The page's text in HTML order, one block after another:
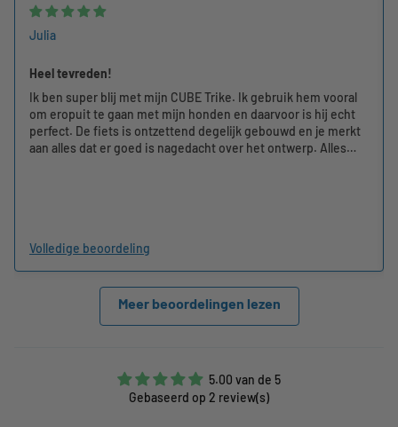
Julia
Heel tevreden!
Ik ben super blij met mijn CUBE Trike. Ik gebruik hem vooral
om eropuit te gaan met mijn honden en daarvoor is hij echt
perfect. De fiets is ontzettend degelijk gebouwd en je merkt
aan alles dat er goed is nagedacht over het ontwerp. Alles
Volledige beoordeling
Meer beoordelingen lezen
5.00 van de 5
Gebaseerd op 2 review(s)